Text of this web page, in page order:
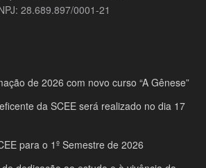
28.689.897/0001-21
de 2026 com novo curso “A Gênese”
da SCEE será realizado no dia 17
para o 1º Semestre de 2026